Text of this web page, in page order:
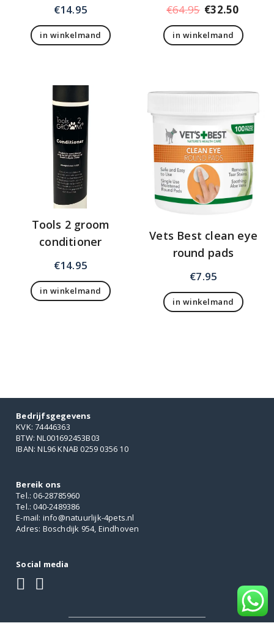
€14.95
in winkelmand
€64.95
prijs
was:
€32.50
is:
in winkelmand
Tools 2 groom
conditioner
€14.95
in winkelmand
Vets Best clean eye
round pads
€7.95
in winkelmand
Bedrijfsgegevens
KVK: 74446363
BTW: NL001692453B03
IBAN: NL96 KNAB 0259 0356 10
Bereik ons
Tel.: 06-28785960
Tel.: 040-2489386
E-mail: info@natuurlijk-4pets.nl
Adres: Boschdijk 954, Eindhoven
Social media